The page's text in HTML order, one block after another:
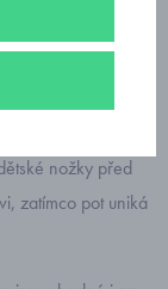
snadné
je
nožky před
zatímco pot uniká